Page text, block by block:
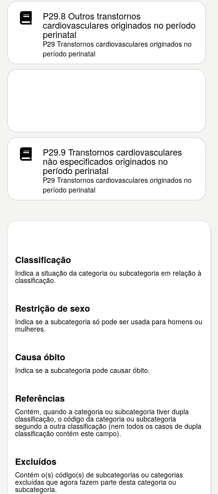
P29.8 Outros transtornos
cardiovasculares originados no período
perinatal
P29 Transtornos cardiovasculares originados no
período perinatal
P29.9 Transtornos cardiovasculares
não especificados originados no
período perinatal
P29 Transtornos cardiovasculares originados no
período perinatal
Classificação
Indica a situação da categoria ou subcategoria em relação à
classificação.
Restrição de sexo
Indica se a subcategoria só pode ser usada para homens ou
mulheres.
Causa óbito
Indica se a subcategoria pode causar óbito.
Referências
Contém, quando a categoria ou subcategoria tiver dupla
classificação, o código da categoria ou subcategoria
segundo a outra classificação (nem todos os casos de dupla
classificação contém este campo).
Excluídos
Contém o(s) código(s) de subcategorias ou categorias
excluídas que agora fazem parte desta categoria ou
subcategoria.